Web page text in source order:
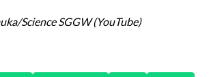
Science SGGW (YouTube)